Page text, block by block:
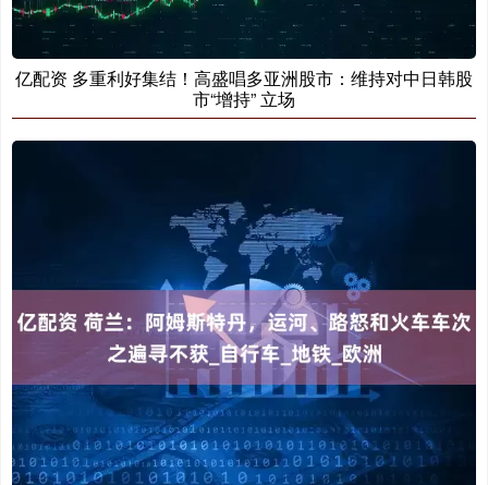
亿配资 多重利好集结！高盛唱多亚洲股市：维持对中日韩股
市“增持” 立场